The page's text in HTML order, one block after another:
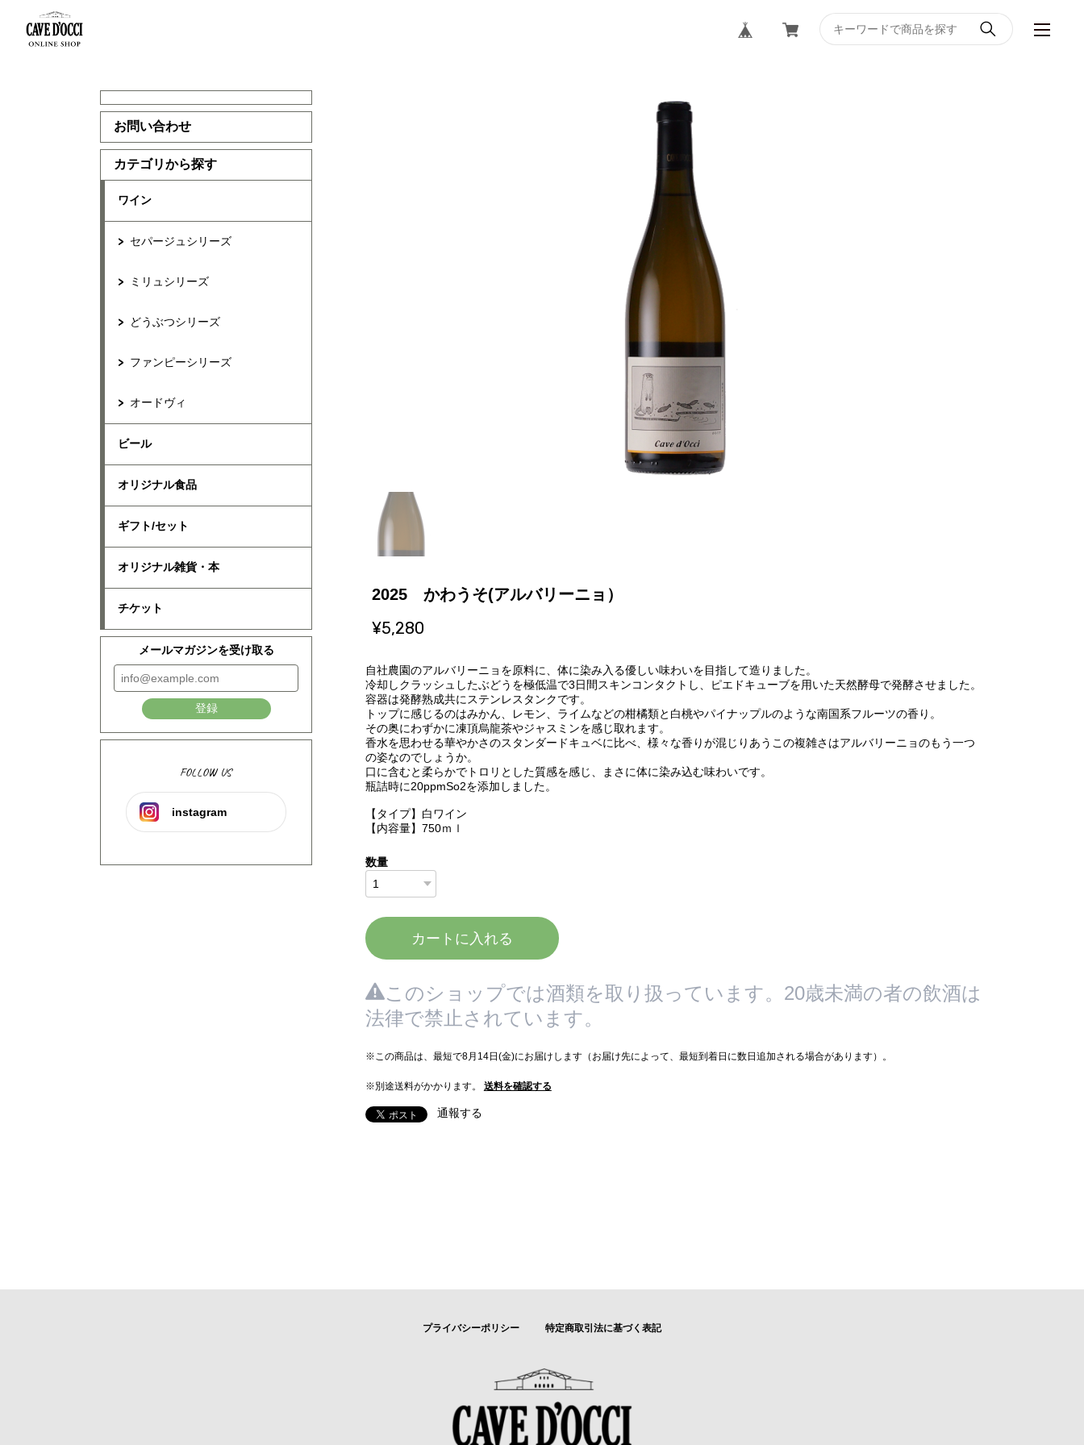
お問い合わせ
カテゴリから探す
ワイン
セパージュシリーズ
ミリュシリーズ
どうぶつシリーズ
ファンピーシリーズ
オードヴィ
ビール
オリジナル食品
ギフト/セット
オリジナル雑貨・本
チケット
メールマガジンを受け取る
登録
FOLLOW US
instagram
2025 かわうそ(アルバリーニョ）
¥5,280
自社農園のアルバリーニョを原料に、体に染み入る優しい味わいを目指して造りました。
冷却しクラッシュしたぶどうを極低温で3日間スキンコンタクトし、ピエドキューブを用いた天然酵母で発酵させました。
容器は発酵熟成共にステンレスタンクです。
トップに感じるのはみかん、レモン、ライムなどの柑橘類と白桃やパイナップルのような南国系フルーツの香り。
その奥にわずかに凍頂烏龍茶やジャスミンを感じ取れます。
香水を思わせる華やかさのスタンダードキュベに比べ、様々な香りが混じりあうこの複雑さはアルバリーニョのもう一つ
の姿なのでしょうか。
口に含むと柔らかでトロリとした質感を感じ、まさに体に染み込む味わいです。
瓶詰時に20ppmSo2を添加しました。
【タイプ】白ワイン
【内容量】750ｍｌ
数量
カートに入れる
このショップでは酒類を取り扱っています。20歳未満の者の飲酒は
法律で禁止されています。
※この商品は、最短で8月14日(金)にお届けします（お届け先によって、最短到着日に数日追加される場合があります）。
※別途送料がかかります。 送料を確認する
通報する
プライバシーポリシー 特定商取引法に基づく表記